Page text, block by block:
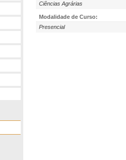
Ciências Agrárias
Modalidade de Curso:
Presencial